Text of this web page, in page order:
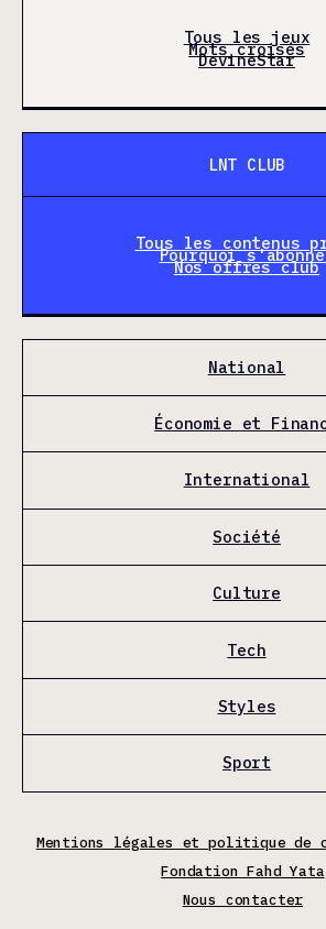
Tous les jeux
Mots croisés
DevineStar
LNT CLUB
Tous les contenus
Pourquoi
Nos offres club
National
Économie et
International
Société
Culture
Tech
Styles
Sport
Mentions légales et politique de
Fondation Fahd Yata
Nous contacter